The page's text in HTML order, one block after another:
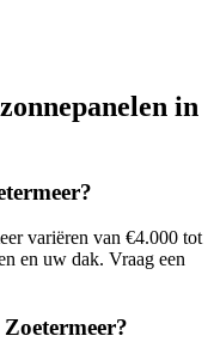
in
?
variëren van €4.000 tot
en uw dak. Vraag een
Zoetermeer?